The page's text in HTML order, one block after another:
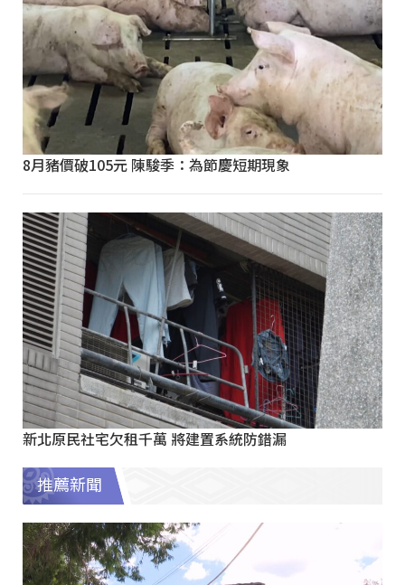
8月豬價破105元 陳駿季：為節慶短期現象
新北原民社宅欠租千萬 將建置系統防錯漏
推薦新聞